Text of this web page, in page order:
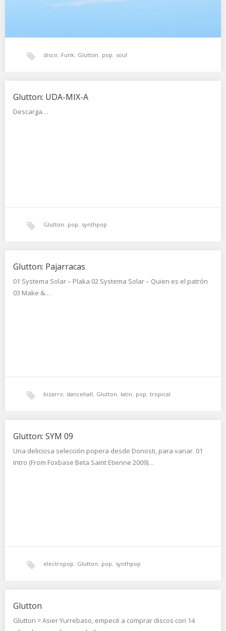
disco, Funk, Glutton, pop, soul
Glutton: UDA-MIX-A
Descarga…
Glutton, pop, synthpop
Glutton: Pajarracas
01 Systema Solar – Plaka 02 Systema Solar – Quien es el patrón
03 Make &…
bizarro, dancehall, Glutton, latin, pop, tropical
Glutton: SYM 09
Una deliciosa selección popera desde Donosti, para variar. 01
Intro (From Foxbase Beta Saint Etienne 2009)…
electropop, Glutton, pop, synthpop
Glutton
Glutton = Asier Yurrebaso, empecé a comprar discos con 14